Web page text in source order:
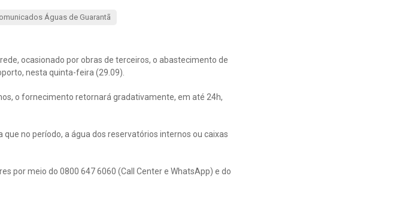
Águas de Guarantã
ocasionado por obras de terceiros, o abastecimento de
nesta quinta-feira (29.09).
o fornecimento retornará gradativamente, em até 24h,
no período, a água dos reservatórios internos ou caixas
por meio do 0800 647 6060 (Call Center e WhatsApp) e do